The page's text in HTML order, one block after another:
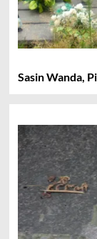
Sasin Wanda,